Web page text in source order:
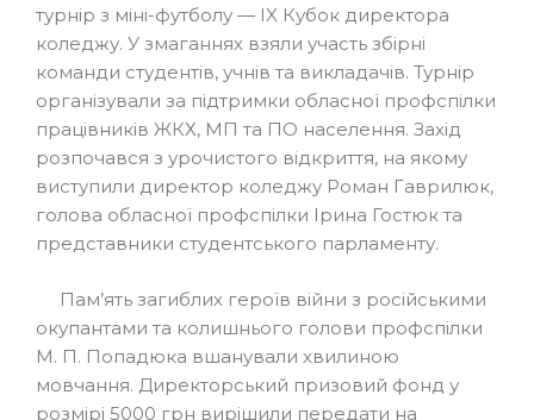
турнір з міні-футболу — IX Кубок директора
коледжу. У змаганнях взяли участь збірні
команди студентів, учнів та викладачів. Турнір
організували за підтримки обласної профспілки
працівників ЖКХ, МП та ПО населення. Захід
розпочався з урочистого відкриття, на якому
виступили директор коледжу Роман Гаврилюк,
голова обласної профспілки Ірина Гостюк та
представники студентського парламенту.
Пам’ять загиблих героїв війни з російськими
окупантами та колишнього голови профспілки
М. П. Попадюка вшанували хвилиною
мовчання. Директорський призовий фонд у
розмірі 5000 грн вирішили передати на